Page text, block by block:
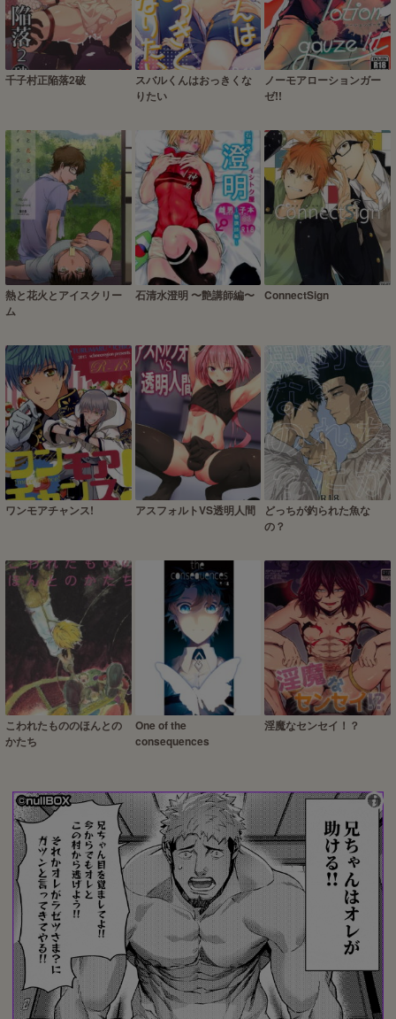
千子村正陥落2破
スバルくんはおっきくな
りたい
ノーモアローションガー
ゼ!!
熱と花火とアイスクリー
ム
石清水澄明 〜艶講師編〜 ConnectSign
ワンモアチャンス! アスフォルトVS透明人間
どっちが釣られた魚な
の？
こわれたもののほんとの
かたち
One of the
consequences
淫魔なセンセイ！？